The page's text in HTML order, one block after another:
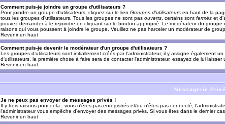
Comment puis-je joindre un groupe d'utilisateurs ?
Pour joindre un groupe d'utilisateurs, cliquez sur le lien Groupes d'utilisateurs en haut de la
tous les groupes d'utilisateurs. Tous les groupes ne sont pas ouverts , certains sont fermés et
pouvez demander à le rejoindre en cliquant sur le bouton approprié. Le modérateur du
raisons qui vous poussent à joindre le groupe. Veuillez ne pas harceler un modérateur de
Revenir en haut
Comment puis-je devenir le modérateur d'un groupe d'utilisateurs ?
Les groupes d'utilisateurs sont initiallement créés par l'administrateur, il y assigne également
d'utilisateurs, la première chose à faire sera de contacter l'administrateur, essayez de lui laisser
Revenir en haut
Messagerie
Je ne peux pas envoyer de messages privés !
Il y trois raisons pour cela : vous n'êtes pas enregistrés et/ou n'êtes pas connecté,
l'administrateur vous empêche d'envoyer des messages privés. Si vous êtes dans le dernier
Revenir en haut